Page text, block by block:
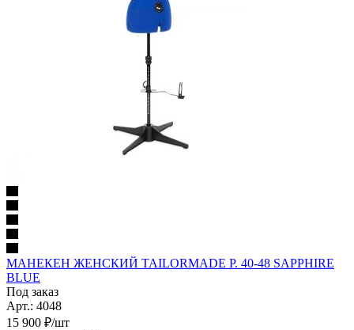
МАНЕКЕН ЖЕНСКИЙ TAILORMADE Р. 40-48 SAPPHIRE
BLUE
Под заказ
Арт.: 4048
15 900 ₽/шт